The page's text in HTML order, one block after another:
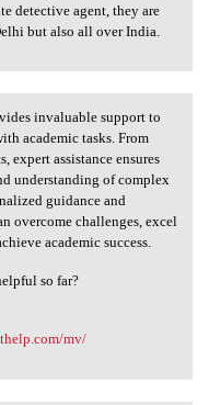
detective agent, they are
but also all over India.
invaluable support to
academic tasks. From
expert assistance ensures
understanding of complex
guidance and
overcome challenges, excel
academic success.
so far?
mv/